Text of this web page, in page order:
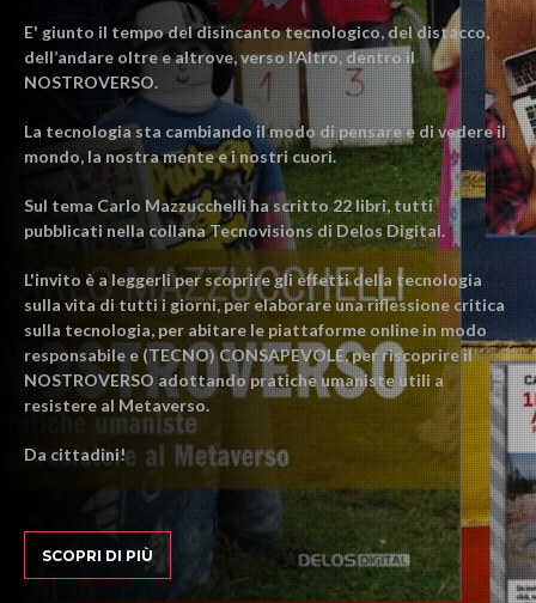
E' giunto il tempo del disincanto tecnologico, del distacco,
dell’andare oltre e altrove, verso l’Altro, dentro il
NOSTROVERSO.
La tecnologia sta cambiando il modo di pensare e di vedere il
mondo, la nostra mente e i nostri cuori.
Sul tema Carlo Mazzucchelli ha scritto 22 libri, tutti
pubblicati nella collana Tecnovisions di Delos Digital.
L'invito è a leggerli per scoprire gli effetti della tecnologia
sulla vita di tutti i giorni, per elaborare una riflessione critica
sulla tecnologia, per abitare le piattaforme online in modo
responsabile e (TECNO) CONSAPEVOLE, per riscoprire il
NOSTROVERSO adottando pratiche umaniste utili a
resistere al Metaverso.
Da cittadini!
SCOPRI DI PIÙ